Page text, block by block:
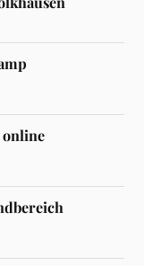
online